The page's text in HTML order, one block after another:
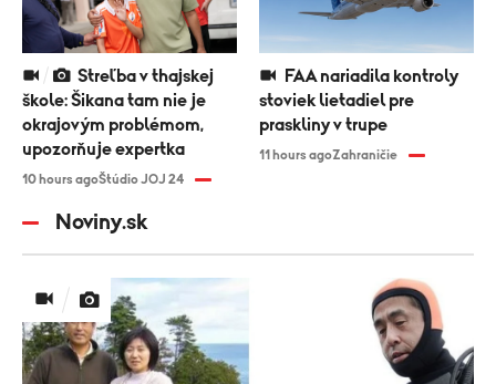
škole: Šikana tam nie je
okrajovým problémom,
upozorňuje expertka
10 hours agoŠtúdio JOJ 24
stoviek lietadiel pre
praskliny v trupe
11 hours agoZahraničie
Noviny.sk